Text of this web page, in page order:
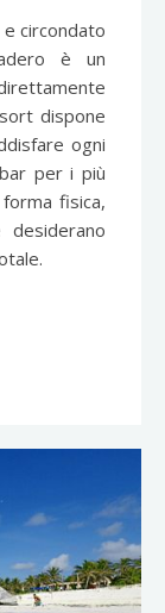
circondato
è un
dispone
ogni
per i più
fisica,